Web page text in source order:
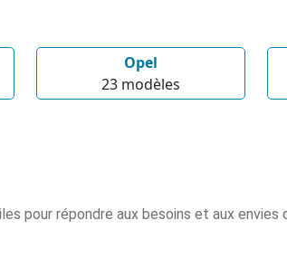
Opel
23 modèles
pour répondre aux besoins et aux envies